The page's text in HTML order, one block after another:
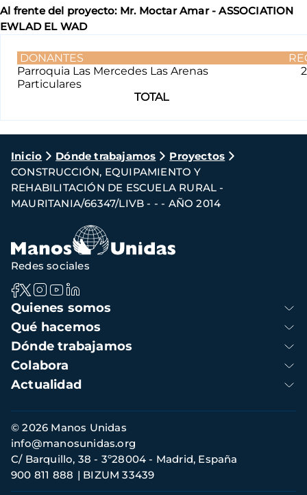
Al frente del proyecto: Mr. Moctar Amar - ASSOCIATION
EWLAD EL WAD
DONANTES
Parroquia Las Mercedes Las Arenas
Particulares
TOTAL
Ruta
de
navegación
Inicio Dónde trabajamos
Proyectos
CONSTRUCCIÓN, EQUIPAMIENTO Y
REHABILITACIÓN DE ESCUELA RURAL -
MAURITANIA/66347/LIVB - - - AÑO 2014
Navegación
principal
Quienes somos
Qué hacemos
Dónde trabajamos
Colabora
Actualidad
Redes sociales
Información
de
contacto
© 2026 Manos Unidas
C/ Barquillo, 38 - 3º28004 - Madrid, España
900 811 888
BIZUM 33439
info@manosunidas.org